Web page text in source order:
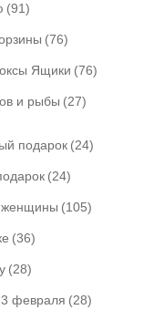
(91)
(76)
Ящики (76)
и рыбы (27)
подарок (24)
(24)
женщины (105)
(36)
(28)
февраля (28)